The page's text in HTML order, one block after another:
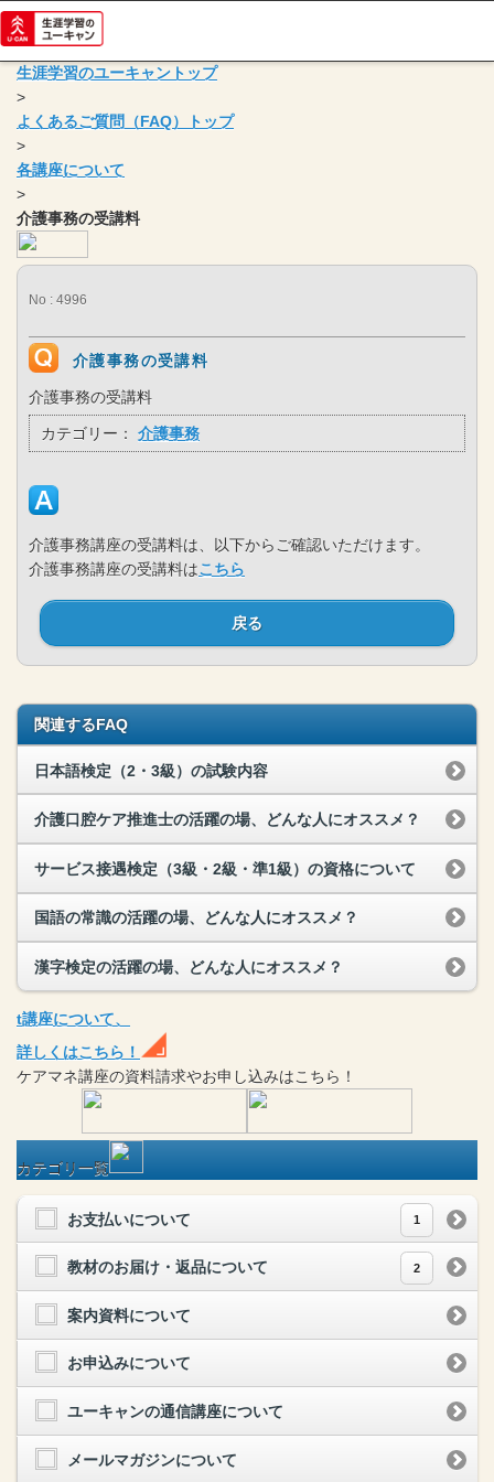
生涯学習のユーキャントップ
>
よくあるご質問（FAQ）トップ
>
各講座について
>
介護事務の受講料
No : 4996
介護事務の受講料
介護事務の受講料
カテゴリー： 介護事務
介護事務講座の受講料は、以下からご確認いただけます。
介護事務講座の受講料はこちら
戻る
関連するFAQ
日本語検定（2・3級）の試験内容
介護口腔ケア推進士の活躍の場、どんな人にオススメ？
サービス接遇検定（3級・2級・準1級）の資格について
国語の常識の活躍の場、どんな人にオススメ？
漢字検定の活躍の場、どんな人にオススメ？
t講座について、
詳しくはこちら！
ケアマネ講座の資料請求やお申し込みはこちら！
カテゴリ一覧
お支払いについて 1
教材のお届け・返品について 2
案内資料について
お申込みについて
ユーキャンの通信講座について
メールマガジンについて